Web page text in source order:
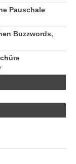
Pauschale
Buzzwords,